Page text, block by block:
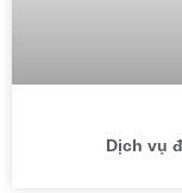
Dịch vụ